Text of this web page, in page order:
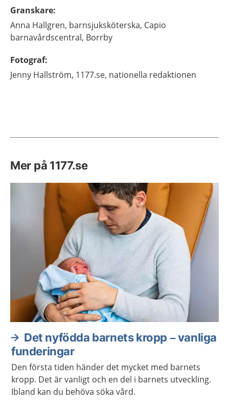
Granskare:
Anna Hallgren, barnsjuksköterska, Capio
barnavårdscentral, Borrby
Fotograf:
Jenny Hallström, 1177.se, nationella redaktionen
Mer på 1177.se
Det nyfödda barnets kropp – vanliga
funderingar
Den första tiden händer det mycket med barnets
kropp. Det är vanligt och en del i barnets utveckling.
Ibland kan du behöva söka vård.